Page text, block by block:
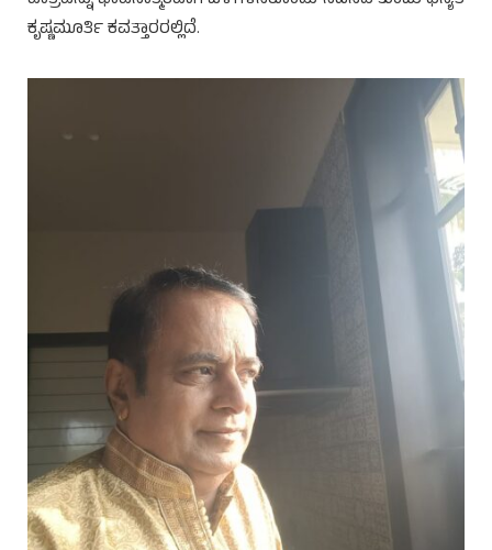
ಕೃಷ್ಣಮೂರ್ತಿ ಕವತ್ತಾರರಲ್ಲಿದೆ.